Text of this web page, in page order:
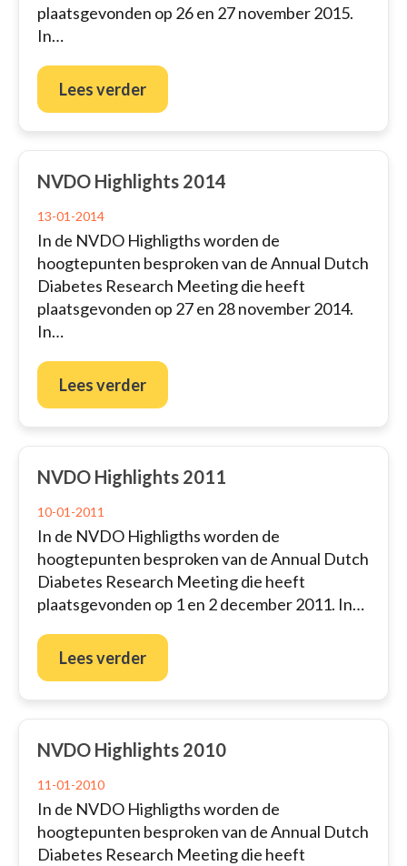
plaatsgevonden op 26 en 27 november 2015.
In…
Lees verder
NVDO Highlights 2014
13-01-2014
In de NVDO Highligths worden de
hoogtepunten besproken van de Annual Dutch
Diabetes Research Meeting die heeft
plaatsgevonden op 27 en 28 november 2014.
In…
Lees verder
NVDO Highlights 2011
10-01-2011
In de NVDO Highligths worden de
hoogtepunten besproken van de Annual Dutch
Diabetes Research Meeting die heeft
plaatsgevonden op 1 en 2 december 2011. In…
Lees verder
NVDO Highlights 2010
11-01-2010
In de NVDO Highligths worden de
hoogtepunten besproken van de Annual Dutch
Diabetes Research Meeting die heeft